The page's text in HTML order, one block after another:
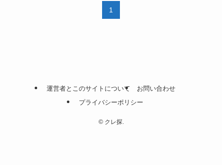
1
運営者とこのサイトについて
お問い合わせ
プライバシーポリシー
©クレ探.